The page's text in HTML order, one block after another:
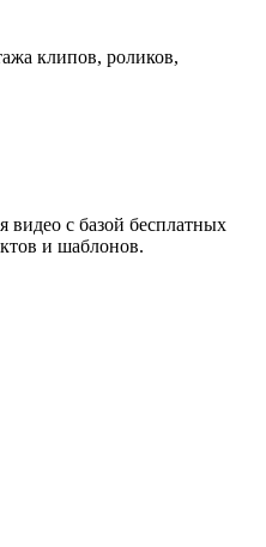
клипов, роликов,
видео с базой бесплатных
и шаблонов.